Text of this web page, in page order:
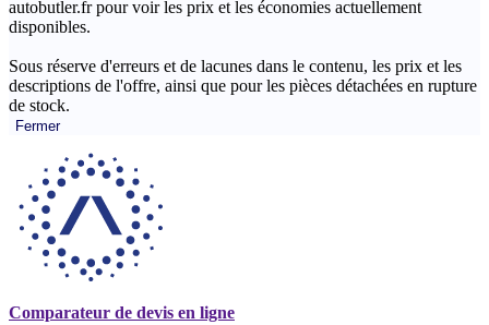
autobutler.fr pour voir les prix et les économies actuellement
disponibles.
Sous réserve d'erreurs et de lacunes dans le contenu, les prix et les
descriptions de l'offre, ainsi que pour les pièces détachées en rupture
de stock.
Fermer
Comparateur de devis en ligne